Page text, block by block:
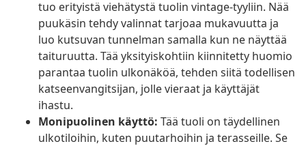
tuo erityistä viehätystä tuolin vintage-tyyliin. Nää
puukäsin tehdy valinnat tarjoaa mukavuutta ja
luo kutsuvan tunnelman samalla kun ne näyttää
taituruutta. Tää yksityiskohtiin kiinnitetty huomio
parantaa tuolin ulkonäköä, tehden siitä todellisen
katseenvangitsijan, jolle vieraat ja käyttäjät
ihastu.
Monipuolinen käyttö: Tää tuoli on täydellinen
ulkotiloihin, kuten puutarhoihin ja terasseille. Se